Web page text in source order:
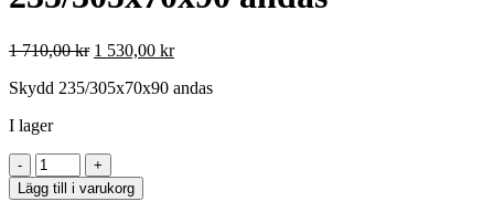
1 710,00kr Det
priset
1 530,00 krDet
priset
Skydd 235/305x70x90 andas
I lager
-
Brafab
Möbelskydd
Hörnsoffa
+
Lägg till i varukorg